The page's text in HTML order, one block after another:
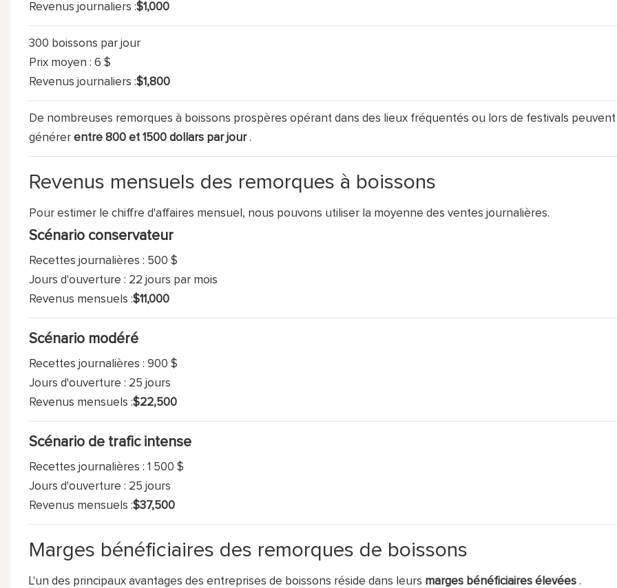
Revenus journaliers :$1,000
300 boissons par jour
Prix ​​moyen : 6 $
Revenus journaliers :$1,800
De nombreuses remorques à boissons prospères opérant dans des lieux fréquentés ou lors de festivals peuvent
générer entre 800 et 1500 dollars par jour.
Revenus mensuels des remorques à boissons
Pour estimer le chiffre d'affaires mensuel, nous pouvons utiliser la moyenne des ventes journalières.
Scénario conservateur
Recettes journalières : 500 $
Jours d'ouverture : 22 jours par mois
Revenus mensuels :$11,000
Scénario modéré
Recettes journalières : 900 $
Jours d'ouverture : 25 jours
Revenus mensuels :$22,500
Scénario de trafic intense
Recettes journalières : 1 500 $
Jours d'ouverture : 25 jours
Revenus mensuels :$37,500
Marges bénéficiaires des remorques de boissons
L'un des principaux avantages des entreprises de boissons réside dans leurs marges bénéficiaires élevées.